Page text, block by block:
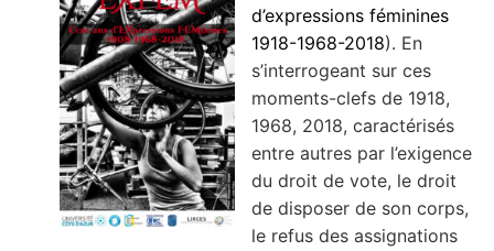
d’expressions féminines
1918-1968-2018). En
s’interrogeant sur ces
moments-clefs de 1918,
1968, 2018, caractérisés
entre autres par l’exigence
du droit de vote, le droit
de disposer de son corps,
le refus des assignations